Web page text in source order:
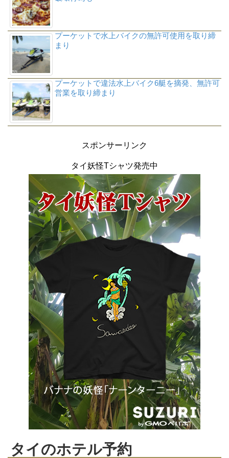
プーケットで水上バイクの無許可使用を取り締
まり
プーケットで違法水上バイク6艇を摘発、無許可
営業を取り締まり
スポンサーリンク
タイ妖怪Tシャツ発売中
タイのホテル予約